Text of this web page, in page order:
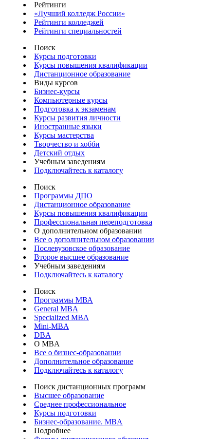
Рейтинги
«Лучший колледж России»
Рейтинги колледжей
Рейтинги специальностей
Поиск
Курсы подготовки
Курсы повышения квалификации
Дистанционное образование
Виды курсов
Бизнес-курсы
Компьютерные курсы
Подготовка к экзаменам
Курсы развития личности
Иностранные языки
Курсы мастерства
Творчество и хобби
Детский отдых
Учебным заведениям
Подключайтесь к каталогу
Поиск
Программы ДПО
Дистанционное образование
Курсы повышения квалификации
Профессиональная переподготовка
О дополнительном образовании
Все о дополнительном образовании
Послевузовское образование
Второе высшее образование
Учебным заведениям
Подключайтесь к каталогу
Поиск
Программы МВА
General MBA
Specialized MBA
Mini-MBA
DBA
О MBA
Все о бизнес-образовании
Дополнительное образование
Подключайтесь к каталогу
Поиск дистанционных программ
Высшее образование
Среднее профессиональное
Курсы подготовки
Бизнес-образование. MBA
Подробнее